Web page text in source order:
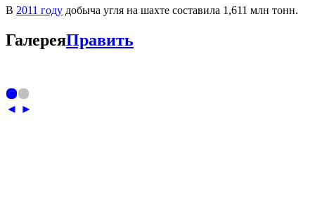
В 2011 году добыча угля на шахте составила 1,611 млн тонн.
ГалереяПравить
◄ ►